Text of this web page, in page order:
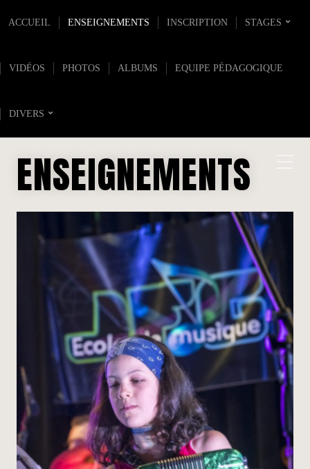
ACCUEIL ENSEIGNEMENTS INSCRIPTION STAGES
VIDÉOS PHOTOS ALBUMS EQUIPE PÉDAGOGIQUE
DIVERS
ENSEIGNEMENTS